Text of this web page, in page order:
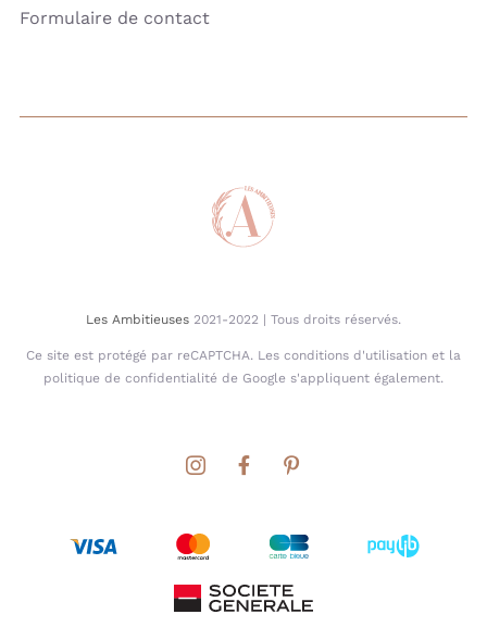
Formulaire de contact
Les Ambitieuses 2021-2022 | Tous droits réservés.
Ce site est protégé par reCAPTCHA. Les conditions d'utilisation et la
politique de confidentialité de Google s'appliquent également.